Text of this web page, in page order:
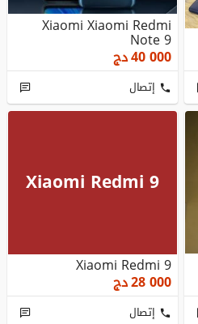
Xiaomi Xiaomi Redmi
Note 9
40 000دج
إتصال
Xiaomi Redmi 9
Xiaomi Redmi 9
28 000دج
إتصال